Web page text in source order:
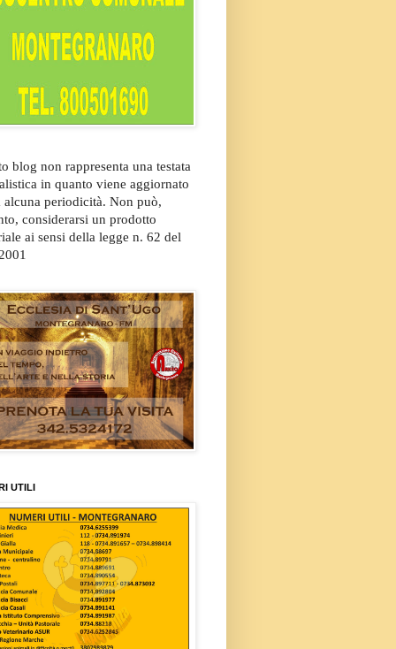
blog non rappresenta una testata
in quanto viene aggiornato
alcuna periodicità. Non può,
considerarsi un prodotto
ai sensi della legge n. 62 del
UTILI